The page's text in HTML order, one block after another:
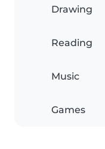
Drawing
Reading
Music
Games